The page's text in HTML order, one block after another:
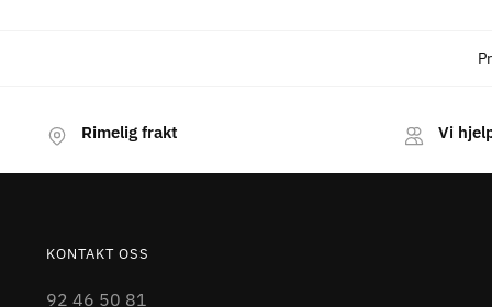
Rimelig frakt Vi
KONTAKT OSS
92 46 50 81